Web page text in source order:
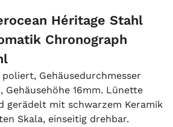
Héritage Stahl
Chronograph
poliert, Gehäusedurchmesser
Gehäusehöhe 16mm. Lünette
gerädelt mit schwarzem Keramik
Skala, einseitig drehbar.